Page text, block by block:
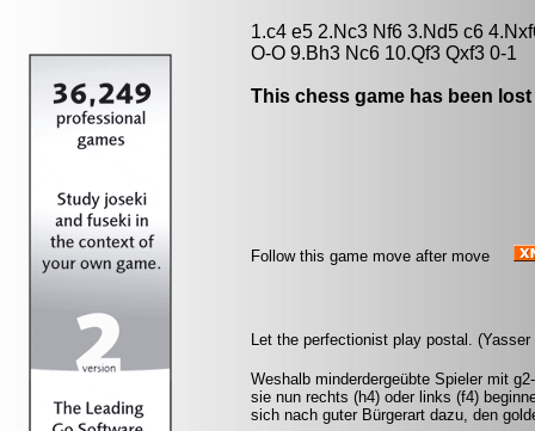
1.c4 e5 2.Nc3 Nf6 3.Nd5 c6
O-O 9.Bh3 Nc6 10.Qf3 Qxf3 0-1
This chess game has been
Follow this game move after move
Let the perfectionist play postal. (Yasser
Weshalb minderdergeübte Spieler mit
sie nun rechts (h4) oder links (f4)
sich nach guter Bürgerart dazu, den